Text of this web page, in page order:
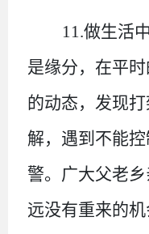
11.做生活
是缘分，在平
的动态，发现
解，遇到不能
警。广大父老
远没有重来的